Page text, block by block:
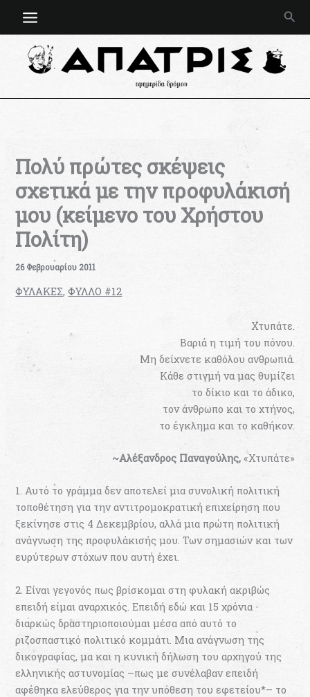
Πολύ πρώτες σκέψεις
σχετικά με την προφυλάκισή
μου (κείμενο του Χρήστου
Πολίτη)
26 Φεβρουαρίου 2011
ΦΥΛΑΚΕΣ,ΦΥΛΛΟ #12
Χτυπάτε.
Βαριά η τιμή του πόνου.
Μη δείχνετε καθόλου ανθρωπιά.
Κάθε στιγμή να μας θυμίζει
το δίκιο και το άδικο,
τον άνθρωπο και το χτήνος,
το έγκλημα και το καθήκον.
~Αλέξανδρος Παναγούλης, «Χτυπάτε»
1. Αυτό το γράμμα δεν αποτελεί μια συνολική πολιτική
τοποθέτηση για την αντιτρομοκρατική επιχείρηση που
ξεκίνησε στις 4 Δεκεμβρίου, αλλά μια πρώτη πολιτική
ανάγνωση της προφυλάκισής μου. Των σημασιών και των
ευρύτερων στόχων που αυτή έχει.
2. Είναι γεγονός πως βρίσκομαι στη φυλακή ακριβώς
επειδή είμαι αναρχικός. Επειδή εδώ και 15 χρόνια
διαρκώς δραστηριοποιούμαι μέσα από αυτό το
ριζοσπαστικό πολιτικό κομμάτι. Μια ανάγνωση της
δικογραφίας, μα και η κυνική δήλωση του αρχηγού της
ελληνικής αστυνομίας –πως με συνέλαβαν επειδή
αφέθηκα ελεύθερος για την υπόθεση του εφετείου*– το